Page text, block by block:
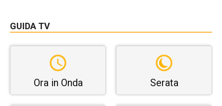
GUIDA TV
Ora in Onda Serata